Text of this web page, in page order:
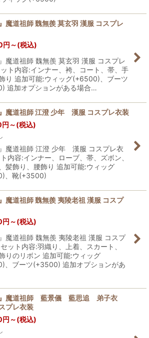
魔道祖師 魏無羨 莫玄羽 漢服 コスプレ
円 ～(税込)
』魔道祖師 魏無羨 莫玄羽 漢服 コスプレ
ト内容:インナー、袴、コート、帯、手
り 追加可能:ウィッグ(+6500)、ブーツ
追加オプションがある場合…
』魔道祖師 江澄 少年 漢服 コスプレ衣装
円 ～(税込)
』魔道祖師 江澄 少年 漢服 コスプレ衣
内容:インナー、ローブ、帯、ズボン、
髪飾り、腰飾り 追加可能:ウィッグ
、靴(+3500)
魔道祖師 魏無羨 夷陵老祖 漢服 コスプ
円 ～(税込)
』魔道祖師 魏無羨 夷陵老祖 漢服 コスプ
ット内容:羽織り、上着、スカート、
りのリボン 追加可能:ウィッグ
、ブーツ(+3500) 追加オプションがあ
』魔道祖師 藍景儀 藍思追 弟子衣
プレ衣装
円 ～(税込)